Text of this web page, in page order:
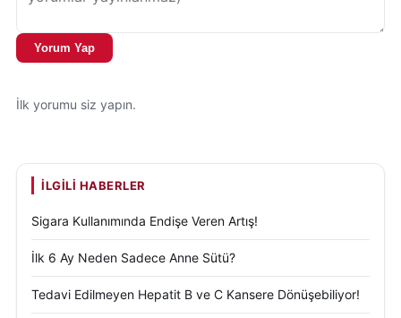
Bu yükselişle birlikte kent genelindeki toplam su
hacmi 1 milyon 909 bin 159 hektar metre küpe
Uzmanlar, elde edilen verilerin yalnızca Sivas için
da dikkat çekici olduğunu ifade ediyor. Özellikle son
yıllarda kuraklık tehdidinin sık sık gündeme geldiği
bölgede, bu seviyedeki doluluk oranlarının önemli
bir avantaj oluşturduğu belirtiliyor.
Öte yandan uzmanlar, mevcut yüksek doluluk
seviyelerine rağmen su tasarrufu konusunda
Yorum Yap
İlk yorumu siz yapın.
İLGILI HABERLER
Sigara Kullanımında Endişe Veren Artış!
İlk 6 Ay Neden Sadece Anne Sütü?
Tedavi Edilmeyen Hepatit B ve C Kansere Dönüşebiliyor!